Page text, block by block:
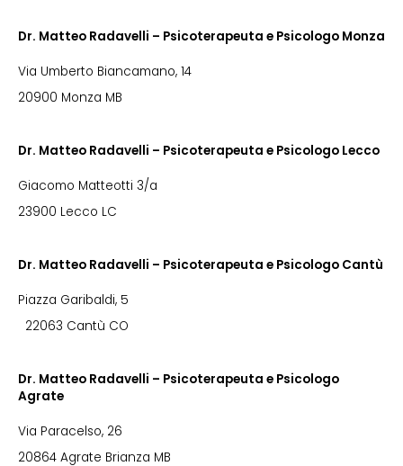
Dr. Matteo Radavelli – Psicoterapeuta e Psicologo Monza
Via Umberto Biancamano, 14
20900 Monza MB
Dr. Matteo Radavelli – Psicoterapeuta e Psicologo Lecco
Giacomo Matteotti 3/a
23900 Lecco LC
Dr. Matteo Radavelli – Psicoterapeuta e Psicologo Cantù
Piazza Garibaldi, 5
22063 Cantù CO
Dr. Matteo Radavelli – Psicoterapeuta e Psicologo
Agrate
Via Paracelso, 26
20864 Agrate Brianza MB